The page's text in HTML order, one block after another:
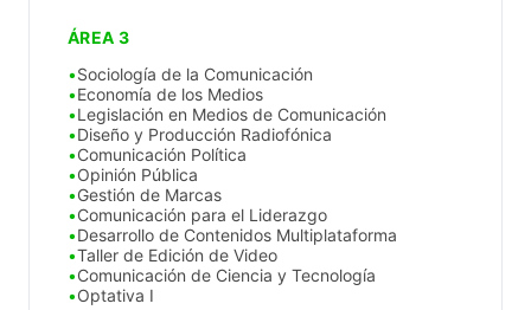
ÁREA 3
Sociología de la Comunicación
Economía de los Medios
Legislación en Medios de Comunicación
Diseño y Producción Radiofónica
Comunicación Política
Opinión Pública
Gestión de Marcas
Comunicación para el Liderazgo
Desarrollo de Contenidos Multiplataforma
Taller de Edición de Video
Comunicación de Ciencia y Tecnología
Optativa I